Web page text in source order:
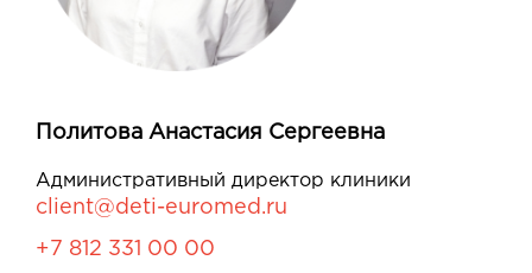
Политова Анастасия Сергеевна
Административный директор клиники
client@deti-euromed.ru
+7 812 331 00 00